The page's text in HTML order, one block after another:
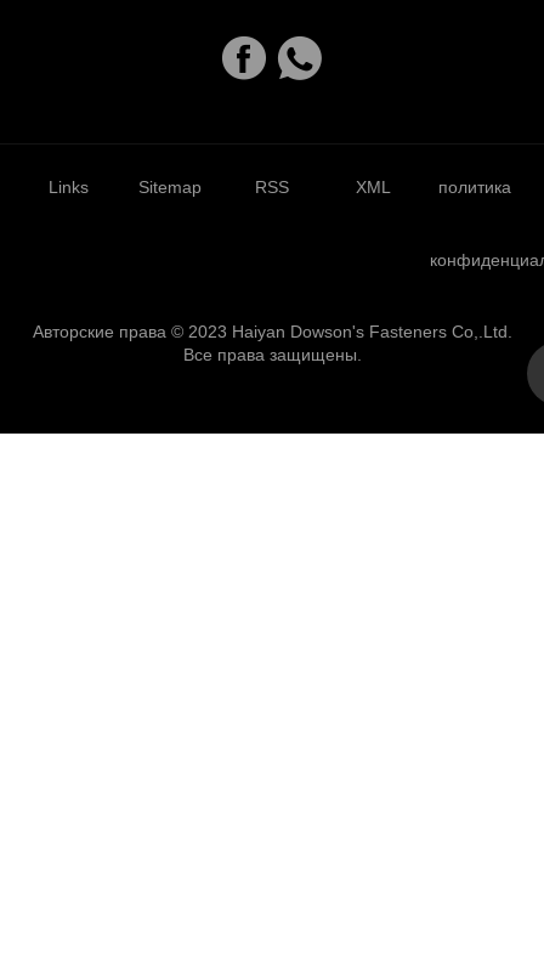
Links Sitemap RSS XML политика
Авторские права © 2023 Haiyan Dowson's Fasteners Co,.Ltd.
Все права защищены.